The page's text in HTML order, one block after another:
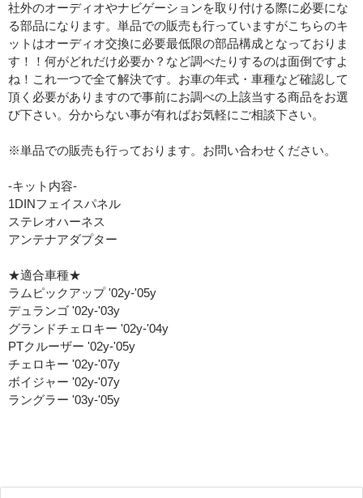
社外のオーディオやナビゲーションを取り付ける際に必要にな
る部品になります。単品での販売も行っていますがこちらのキ
ットはオーディオ交換に必要最低限の部品構成となっておりま
す！！何がどれだけ必要か？など調べたりするのは面倒ですよ
ね！これ一つで全て解決です。お車の年式・車種など確認して
頂く必要がありますので事前にお調べの上該当する商品をお選
び下さい。分からない事が有ればお気軽にご相談下さい。
※単品での販売も行っております。お問い合わせください。
-キット内容-
1DINフェイスパネル
ステレオハーネス
アンテナアダプター
★適合車種★
ラムピックアップ '02y-'05y
デュランゴ '02y-'03y
グランドチェロキー '02y-'04y
PTクルーザー '02y-'05y
チェロキー '02y-'07y
ボイジャー '02y-'07y
ラングラー '03y-'05y